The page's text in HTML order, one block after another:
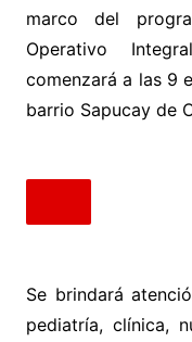
marco del
Operativo
comenzará a las 9
barrio Sapucay de
Se brindará
pediatría, clínica,